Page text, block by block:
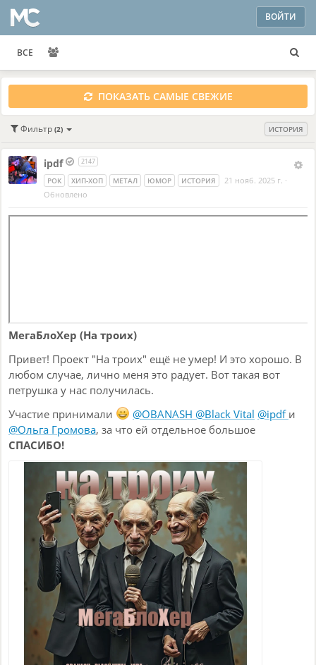
ВОЙТИ
ВСЕ
ПОКАЗАТЬ САМЫЕ СВЕЖИЕ
ИСТОРИЯ
Фильтр (2)
ipdf 2147
РОК ХИП-ХОП МЕТАЛ ЮМОР ИСТОРИЯ 21 нояб. 2025 г. ·
Обновлено
МегаБлоХер (На троих)
Привет! Проект "На троих" ещё не умер! И это хорошо. В
любом случае, лично меня это радует. Вот такая вот
петрушка у нас получилась.
Участие принимали
@OBANASH @Black Vital @ipdf и
@Ольга Громова, за что ей отдельное большое
СПАСИБО!